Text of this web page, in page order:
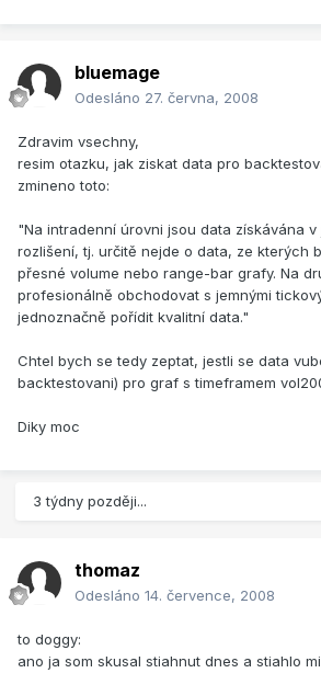
bluemage
Odesláno 27. června, 2008
Zdravim vsechny,
resim otazku, jak ziskat data pro
zmineno toto:
"Na intradenní úrovni jsou data získávána v
rozlišení, tj. určitě nejde o data, ze kterých
přesné volume nebo range-bar grafy. Na
profesionálně obchodovat s jemnými
jednoznačně pořídit kvalitní data."
Chtel bych se tedy zeptat, jestli se data
backtestovani) pro graf s timeframem
Diky moc
3 týdny později...
thomaz
Odesláno 14. července, 2008
to doggy:
ano ja som skusal stiahnut dnes a stiahlo